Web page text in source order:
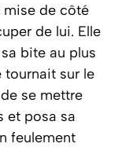
mise de côté
de lui. Elle
bite au plus
tournait sur le
se mettre
et posa sa
feulement